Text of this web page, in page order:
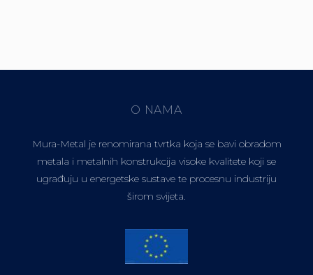
O NAMA
Mura-Metal je renomirana tvrtka koja se bavi obradom
metala i metalnih konstrukcija visoke kvalitete koji se
ugrađuju u energetske sustave te procesnu industriju
širom svijeta.